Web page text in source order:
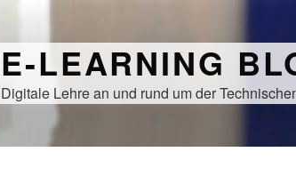
E-LEARNING
Digitale Lehre an und rund um der